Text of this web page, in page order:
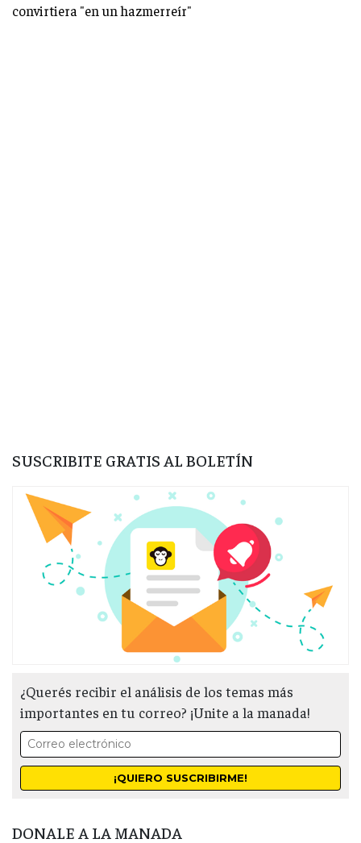
convirtiera "en un hazmerreír"
SUSCRIBITE GRATIS AL BOLETÍN
¿Querés recibir el análisis de los temas más
importantes en tu correo? ¡Unite a la manada!
DONALE A LA MANADA